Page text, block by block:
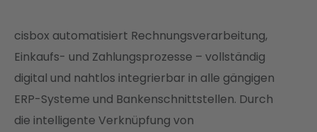
cisbox automatisiert Rechnungsverarbeitung,
Einkaufs- und Zahlungsprozesse – vollständig
digital und nahtlos integrierbar in alle gängigen
ERP-Systeme und Bankenschnittstellen. Durch
die intelligente Verknüpfung von